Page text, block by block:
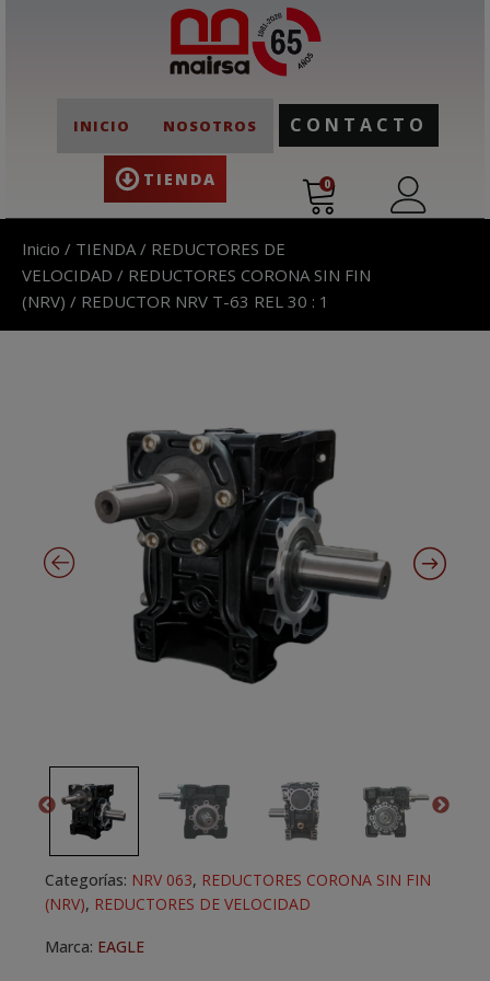
INICIO NOSOTROS
TIENDA
CONTACTO
0
Inicio / TIENDA / REDUCTORES DE
VELOCIDAD / REDUCTORES CORONA SIN FIN
(NRV) / REDUCTOR NRV T-63 REL 30 : 1
Categorías: NRV 063, REDUCTORES CORONA SIN FIN
(NRV), REDUCTORES DE VELOCIDAD
Marca: EAGLE